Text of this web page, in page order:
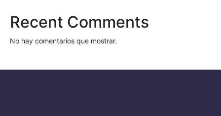
Recent Comments
No hay comentarios que mostrar.